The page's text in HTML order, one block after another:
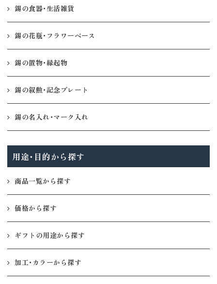
錫の食器・生活雑貨
錫の花瓶・フラワーベース
錫の置物・縁起物
錫の叙勲・記念プレート
錫の名入れ・マーク入れ
用途・目的から探す
商品一覧から探す
価格から探す
ギフトの用途から探す
加工・カラーから探す